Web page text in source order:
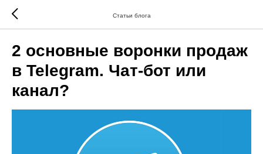
Статьи блога
2 основные воронки продаж
в Telegram. Чат-бот или
канал?